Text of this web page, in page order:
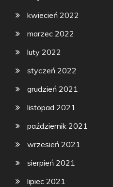
kwiecień 2022
marzec 2022
luty 2022
styczeń 2022
grudzień 2021
listopad 2021
październik 2021
wrzesień 2021
sierpień 2021
lipiec 2021